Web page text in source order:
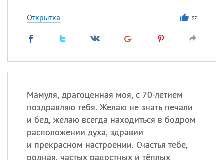
Открытка 97
Мамуля, драгоценная моя, с 70-летием
поздравляю тебя. Желаю не знать печали
и бед, желаю всегда находиться в бодром
расположении духа, здравии
и прекрасном настроении. Счастья тебе,
родная, частых радостных и тёплых
и
происхождение